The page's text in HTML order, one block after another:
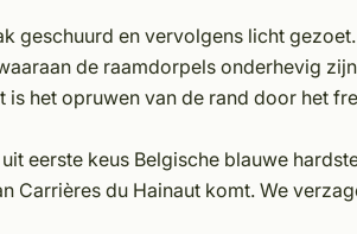
geschuurd en vervolgens licht
de raamdorpels onderhevig
het opruwen van de rand door het
eerste keus Belgische blauwe
Carrières du Hainaut komt. We